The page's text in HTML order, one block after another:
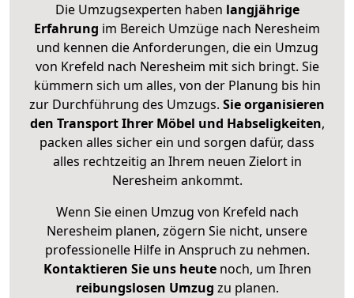
Die Umzugsexperten haben langjährige
Erfahrung im Bereich Umzüge nach Neresheim
und kennen die Anforderungen, die ein Umzug
von Krefeld nach Neresheim mit sich bringt. Sie
kümmern sich um alles, von der Planung bis hin
zur Durchführung des Umzugs. Sie organisieren
den Transport Ihrer Möbel und Habseligkeiten,
packen alles sicher ein und sorgen dafür, dass
alles rechtzeitig an Ihrem neuen Zielort in
Neresheim ankommt.
Wenn Sie einen Umzug von Krefeld nach
Neresheim planen, zögern Sie nicht, unsere
professionelle Hilfe in Anspruch zu nehmen.
Kontaktieren Sie uns heutenoch, um Ihren
reibungslosen Umzug zu planen.